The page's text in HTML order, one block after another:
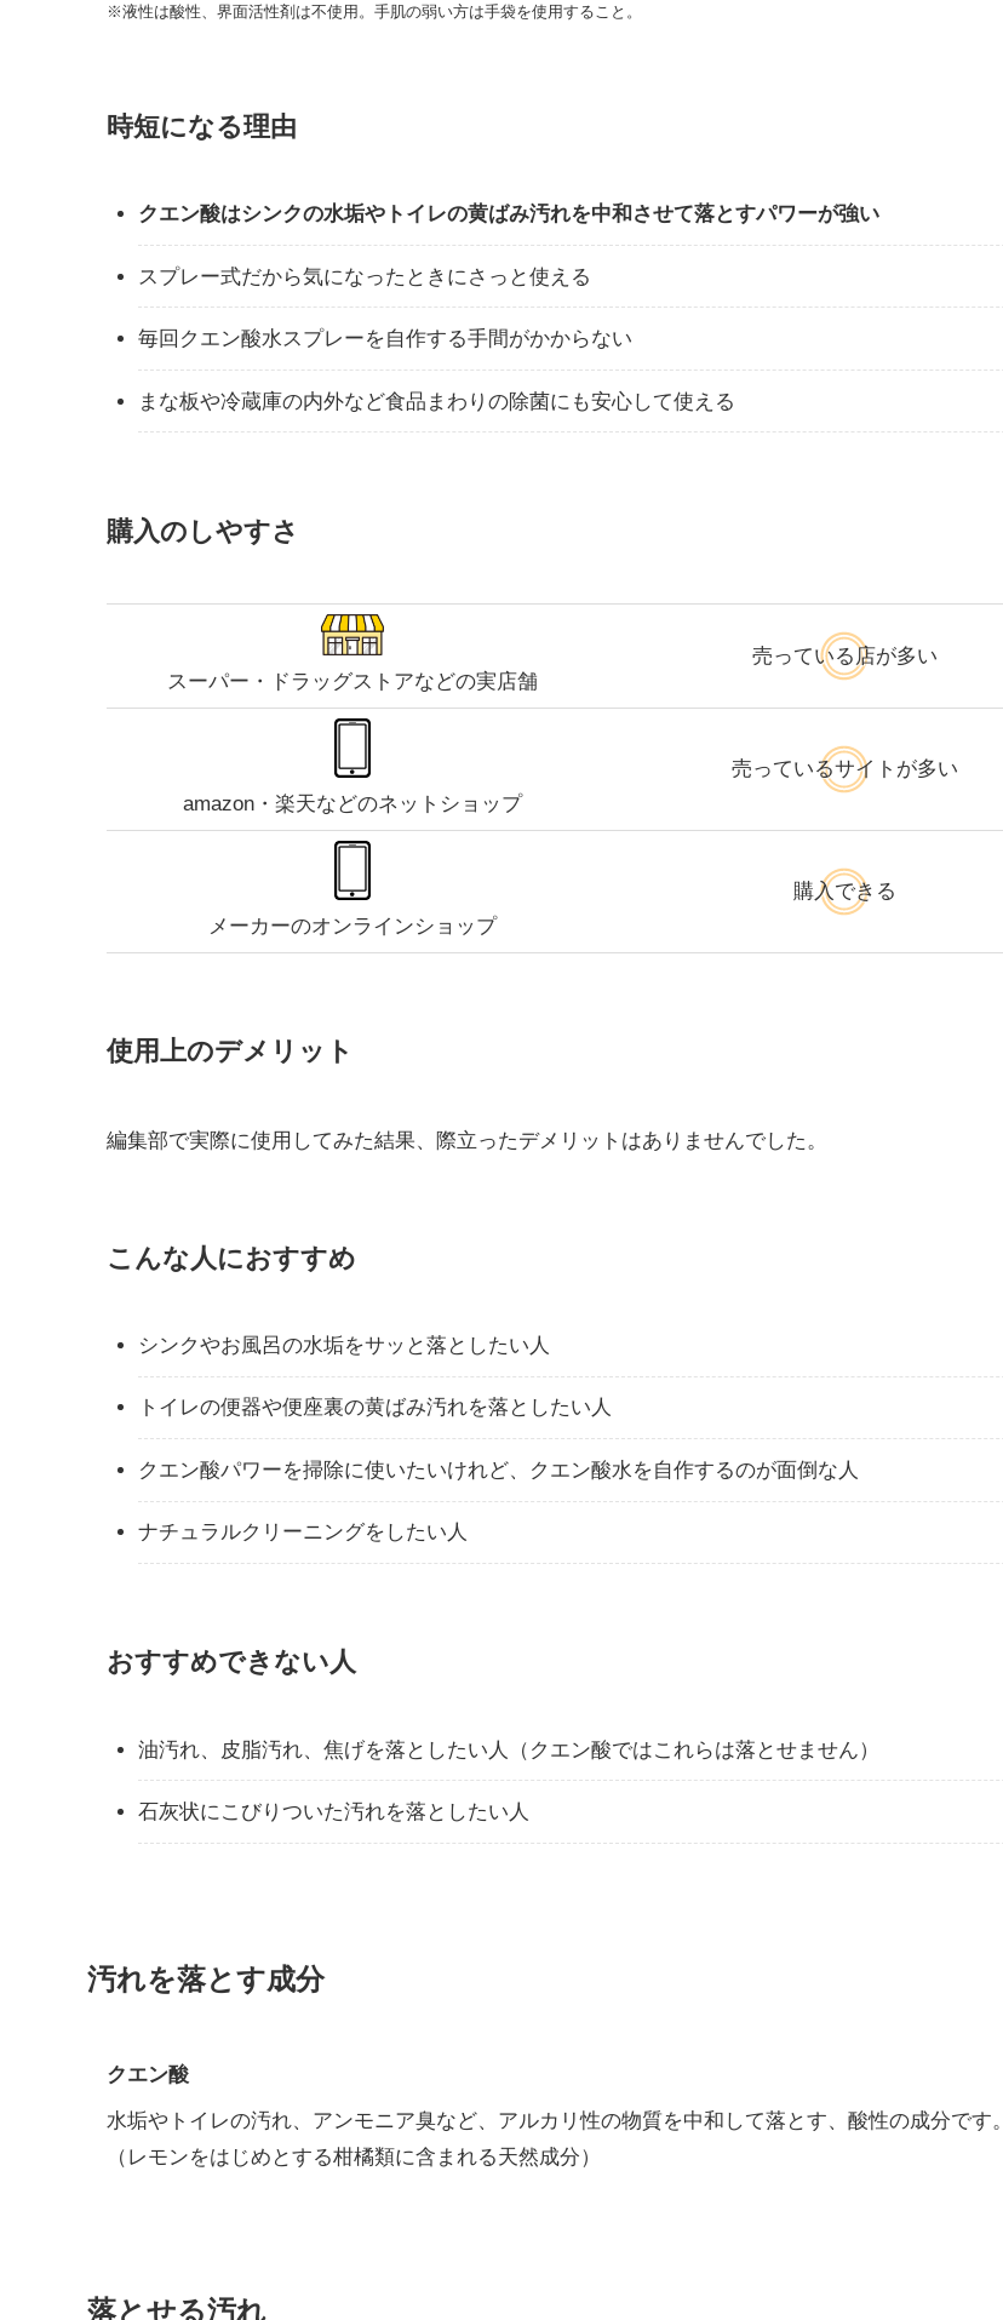
※液性は酸性、界面活性剤は不使用。手肌の弱い方は手袋を使用すること。
時短になる理由
クエン酸はシンクの水垢やトイレの黄ばみ汚れを中和させて落とすパワーが強い
スプレー式だから気になったときにさっと使える
毎回クエン酸水スプレーを自作する手間がかからない
まな板や冷蔵庫の内外など食品まわりの除菌にも安心して使える
購入のしやすさ
スーパー・ドラッグストアなどの実店舗
売っている店が多い
amazon・楽天などのネットショップ
売っているサイトが多い
メーカーのオンラインショップ
購入できる
使用上のデメリット
編集部で実際に使用してみた結果、際立ったデメリットはありませんでした。
こんな人におすすめ
シンクやお風呂の水垢をサッと落としたい人
トイレの便器や便座裏の黄ばみ汚れを落としたい人
クエン酸パワーを掃除に使いたいけれど、クエン酸水を自作するのが面倒な人
ナチュラルクリーニングをしたい人
おすすめできない人
油汚れ、皮脂汚れ、焦げを落としたい人（クエン酸ではこれらは落とせません）
石灰状にこびりついた汚れを落としたい人
汚れを落とす成分
クエン酸
水垢やトイレの汚れ、アンモニア臭など、アルカリ性の物質を中和して落とす、酸性の成分です。
（レモンをはじめとする柑橘類に含まれる天然成分）
落とせる汚れ